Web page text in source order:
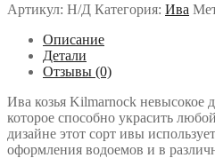
Артикул: Н/Д Категория: Ива
Описание
Детали
Отзывы (0)
Ива козья Kilmarnock невысокое
которое способно украсить
дизайне этот сорт ивы
оформления водоемов и в